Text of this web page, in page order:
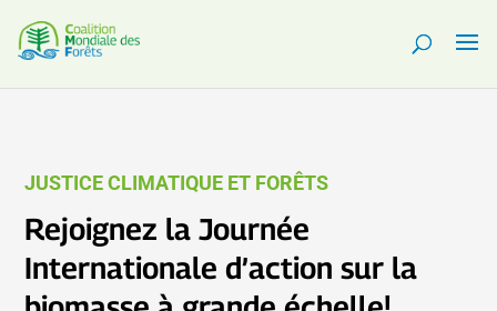
JUSTICE CLIMATIQUE ET FORÊTS
Rejoignez la Journée
Internationale d’action sur la